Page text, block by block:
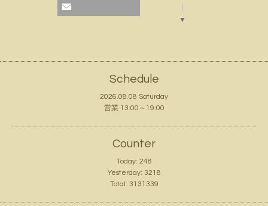
▼
Schedule
2026.08.08 Saturday
営業 13:00～19:00
Counter
Today: 248
Yesterday: 3218
Total: 3131339